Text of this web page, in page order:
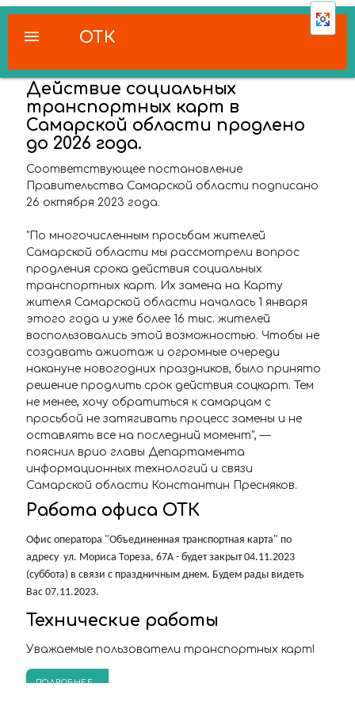
ОТК
menu
Действие социальных
транспортных карт в
Самарской области продлено
до 2026 года.
Соответствующее постановление
Правительства Самарской области подписано
26 октября 2023 года.
"По многочисленным просьбам жителей
Самарской области мы рассмотрели вопрос
продления срока действия социальных
транспортных карт. Их замена на Карту
жителя Самарской области началась 1 января
этого года и уже более 16 тыс. жителей
воспользовались этой возможностью. Чтобы не
создавать ажиотаж и огромные очереди
накануне новогодних праздников, было принято
решение продлить срок действия соцкарт. Тем
не менее, хочу обратиться к самарцам с
просьбой не затягивать процесс замены и не
оставлять все на последний момент", —
пояснил врио главы Департамента
информационных технологий и связи
Самарской области Константин Пресняков.
Работа офиса ОТК
Офис оператора "Объединенная транспортная карта" по
адресу ул. Мориса Тореза, 67А - будет закрыт 04.11.2023
(суббота) в связи с праздничным днем. Будем рады видеть
Вас 07.11.2023.
Технические работы
Уважаемые пользователи транспортных карт!
ПОДРОБНЕЕ...